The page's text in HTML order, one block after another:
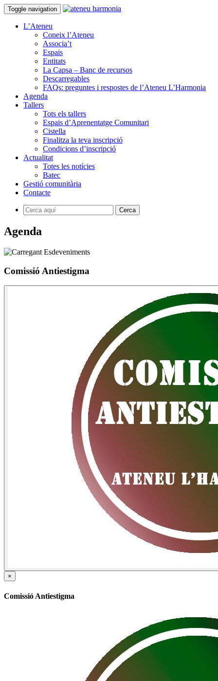
Toggle navigation
L’Ateneu
Coneix l’Ateneu
Associa’t
Espais
Entitats
La Capsa – Banc de recursos
Descarregables
FAQs: preguntes i respostes de l’Ateneu L’Harmonia
Agenda
Tallers
Tots els tallers
Espais d’Aprenentatge Comunitari
Cistella
Finalitza la teva inscripció
Condicions d’inscripció
Actualitat
Totes les notícies
Batec
Gestió comunitària
Contacte
Agenda
Comissió Antiestigma
×
Comissió Antiestigma